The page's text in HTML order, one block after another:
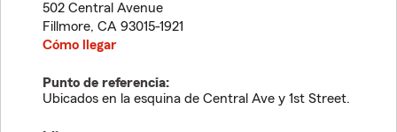
502 Central Avenue
Fillmore, CA 93015-1921
Cómo llegar
Punto de referencia:
Ubicados en la esquina de Central Ave y 1st Street.